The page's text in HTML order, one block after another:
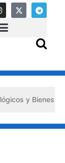
y Bienestar